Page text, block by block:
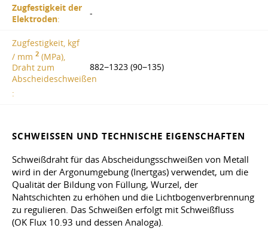
Zugfestigkeit der
Elektroden:
-
Zugfestigkeit, kgf
/ mm 2 (MPa),
Draht zum
Abscheideschweißen
:
882−1323 (90−135)
SCHWEISSEN UND TECHNISCHE EIGENSCHAFTEN
Schweißdraht für das Abscheidungsschweißen von Metall
wird in der Argonumgebung (Inertgas) verwendet, um die
Qualität der Bildung von Füllung, Wurzel, der
Nahtschichten zu erhöhen und die Lichtbogenverbrennung
zu regulieren. Das Schweißen erfolgt mit Schweißfluss
(OK Flux 10.93 und dessen Analoga).